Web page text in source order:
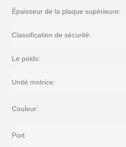
Épaisseur de la plaque supérieure:
Classification de sécurité:
Le poids:
Unité motrice:
Couleur:
Port: